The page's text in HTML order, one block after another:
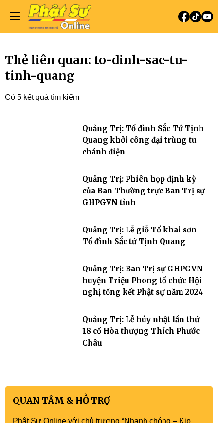
Thẻ liên quan: to-dinh-sac-tu-
tinh-quang
Có 5 kết quả tìm kiếm
Quảng Trị: Tổ đình Sắc Tứ Tịnh
Quang khởi công đại trùng tu
chánh điện
Quảng Trị: Phiên họp định kỳ
của Ban Thường trực Ban Trị sự
GHPGVN tỉnh
Quảng Trị: Lễ giỗ Tổ khai sơn
Tổ đình Sắc tứ Tịnh Quang
Quảng Trị: Ban Trị sự GHPGVN
huyện Triệu Phong tổ chức Hội
nghị tổng kết Phật sự năm 2024
Quảng Trị: Lễ húy nhật lần thứ
18 cố Hòa thượng Thích Phước
Châu
QUAN TÂM & HỖ TRỢ
Phật Sự Online với chủ trương “Nhanh chóng – Kịp